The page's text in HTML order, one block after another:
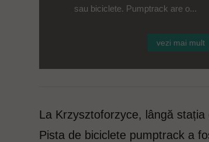
sau biciclete. Pumptrack are o...
vezi mai mult
La Krzysztoforzyce, lângă
Pista de biciclete pumptrack a